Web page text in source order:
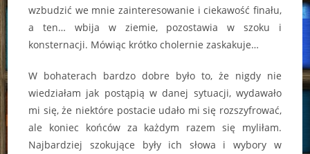
wzbudzić we mnie zainteresowanie i ciekawość finału,
a ten… wbija w ziemie, pozostawia w szoku i
konsternacji. Mówiąc krótko cholernie zaskakuje…
W bohaterach bardzo dobre było to, że nigdy nie
wiedziałam jak postąpią w danej sytuacji, wydawało
mi się, że niektóre postacie udało mi się rozszyfrować,
ale koniec końców za każdym razem się myliłam.
Najbardziej szokujące były ich słowa i wybory w